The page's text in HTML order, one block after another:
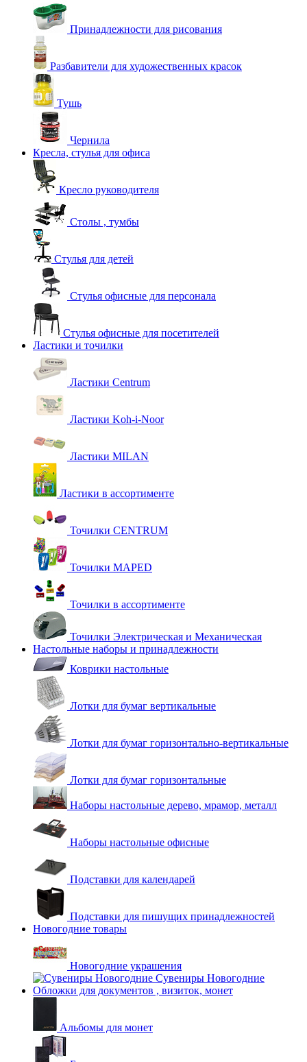
Принадлежности для рисования
Разбавители для художественных красок
Тушь
Чернила
Кресла, стулья для офиса
Кресло руководителя
Столы , тумбы
Стулья для детей
Стулья офисные для персонала
Стулья офисные для посетителей
Ластики и точилки
Ластики Centrum
Ластики Koh-i-Noor
Ластики MILAN
Ластики в ассортименте
Точилки CENTRUM
Точилки MAPED
Точилки в ассортименте
Точилки Электрическая и Механическая
Настольные наборы и принадлежности
Коврики настольные
Лотки для бумаг вертикальные
Лотки для бумаг горизонтально-вертикальные
Лотки для бумаг горизонтальные
Наборы настольные дерево, мрамор, металл
Наборы настольные офисные
Подставки для календарей
Подставки для пишущих принадлежностей
Новогодние товары
Новогодние украшения
Сувениры Новогодние
Обложки для документов , визиток, монет
Альбомы для монет